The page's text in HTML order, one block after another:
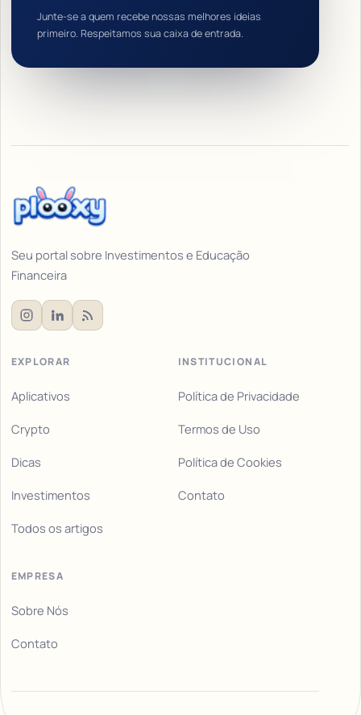
Junte-se a quem recebe nossas melhores ideias
primeiro. Respeitamos sua caixa de entrada.
Seu portal sobre Investimentos e Educação
Financeira
EXPLORAR
Aplicativos
Crypto
Dicas
Investimentos
Todos os artigos
INSTITUCIONAL
Política de Privacidade
Termos de Uso
Política de Cookies
Contato
EMPRESA
Sobre Nós
Contato